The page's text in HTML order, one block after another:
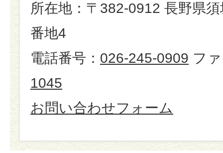
所在地：〒382-0912 長野県
番地4
電話番号： 026-245-0909 フ
1045
お問い合わせフォーム